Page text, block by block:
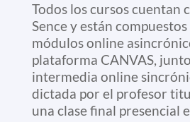
Todos los cursos cuentan
Sence y están
módulos online
plataforma CANVAS,
intermedia online
dictada por el profesor
una clase final presencial